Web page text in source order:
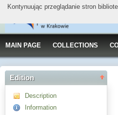
MAIN PAGE COLLECTIONS
Edition
Description
Information
Kontynuując przeglądanie stron